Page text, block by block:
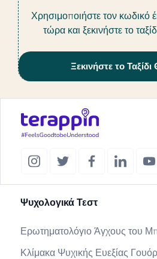
Χρησιμοποιήστε τον κωδικό
τώρα και ξεκινήστε το
Ξεκινήστε το Ταξίδι
Ψυχολογικά Τεστ
Ερωτηματολόγιο Άγχους του
Κλίμακα Ψυχικής Ευεξίας